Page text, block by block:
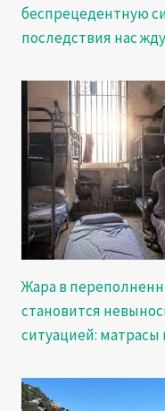
беспрецедентную
последствия нас
Жара в
становится
ситуацией: матрасы